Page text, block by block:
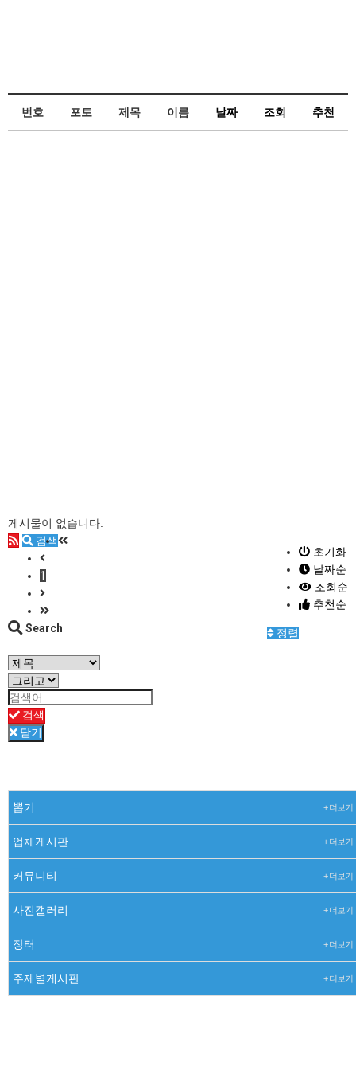
번호 포토 제목 이름 날짜 조회 추천
게시물이 없습니다.
초기화
날짜순
조회순
추천순
정렬
검색
1
Search
검색
닫기
뽑기 + 더보기
업체게시판 + 더보기
커뮤니티 + 더보기
사진갤러리 + 더보기
장터 + 더보기
주제별게시판 + 더보기